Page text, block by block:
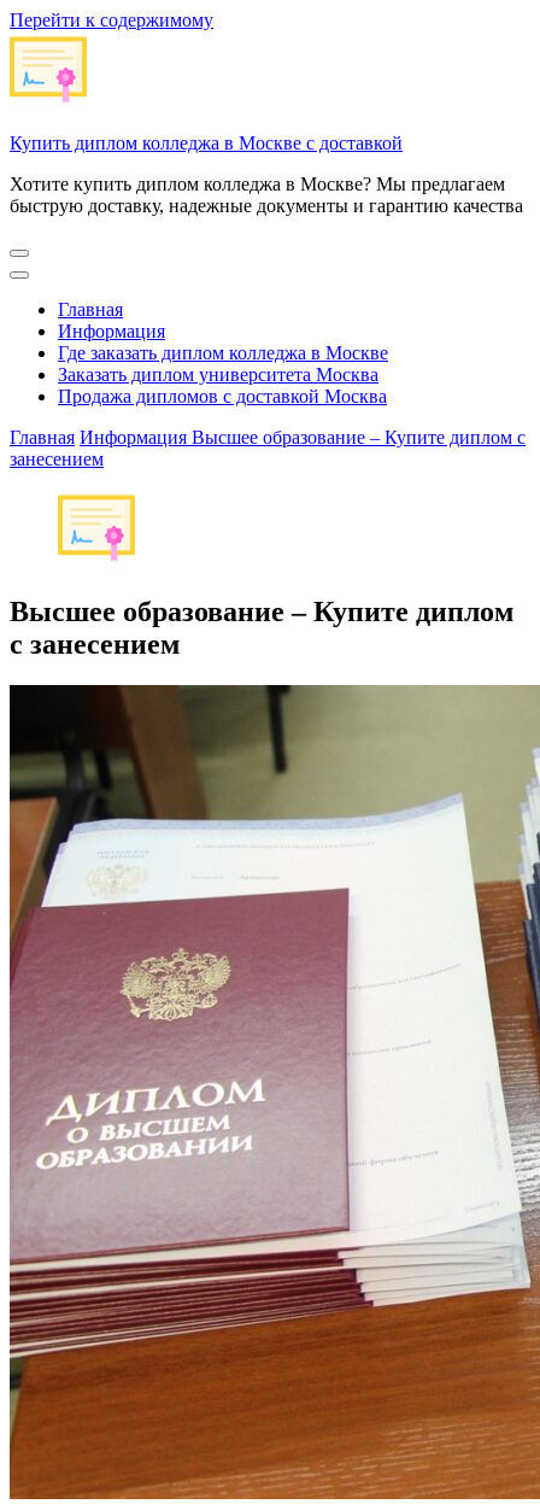
Перейти к содержимому
Купить диплом колледжа в Москве с доставкой
Хотите купить диплом колледжа в Москве? Мы предлагаем
быструю доставку, надежные документы и гарантию качества
Главная
Информация
Где заказать диплом колледжа в Москве
Заказать диплом университета Москва
Продажа дипломов с доставкой Москва
Главная Информация Высшее образование – Купите диплом с
занесением
Высшее образование – Купите диплом
с занесением